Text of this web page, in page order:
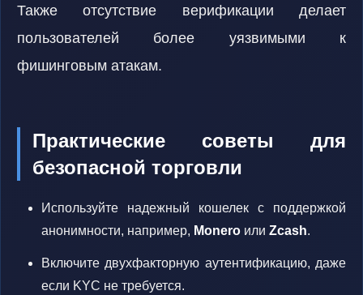
Также отсутствие верификации делает
пользователей более уязвимыми к
фишинговым атакам.
Практические советы для
безопасной торговли
Используйте надежный кошелек с поддержкой
анонимности, например, Monero или Zcash.
Включите двухфакторную аутентификацию, даже
если KYC не требуется.